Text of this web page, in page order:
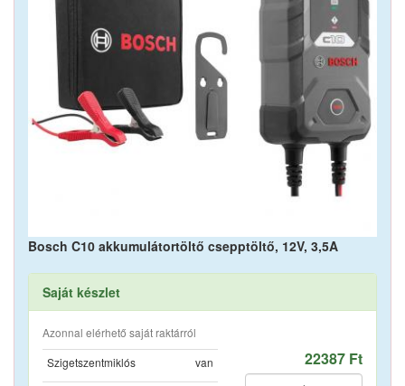
Bosch C10 akkumulátortöltő csepptöltő, 12V, 3,5A
Saját készlet
Azonnal elérhető saját raktárról
Szigetszentmiklós
van 22387 Ft